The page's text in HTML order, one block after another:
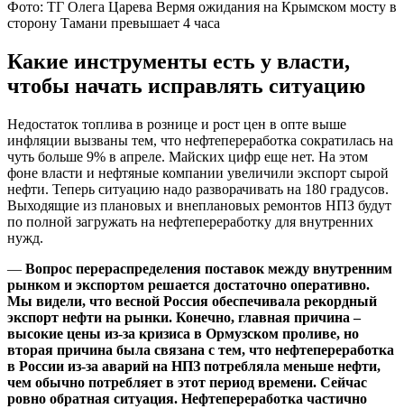
Фото: ТГ Олега Царева Вермя ожидания на Крымском мосту в
сторону Тамани превышает 4 часа
Какие инструменты есть у власти,
чтобы начать исправлять ситуацию
Недостаток топлива в рознице и рост цен в опте выше
инфляции вызваны тем, что нефтепереработка сократилась на
чуть больше 9% в апреле. Майских цифр еще нет. На этом
фоне власти и нефтяные компании увеличили экспорт сырой
нефти. Теперь ситуацию надо разворачивать на 180 градусов.
Выходящие из плановых и внеплановых ремонтов НПЗ будут
по полной загружать на нефтепереработку для внутренних
нужд.
— Вопрос перераспределения поставок между внутренним
рынком и экспортом решается достаточно оперативно.
Мы видели, что весной Россия обеспечивала рекордный
экспорт нефти на рынки. Конечно, главная причина –
высокие цены из-за кризиса в Ормузском проливе, но
вторая причина была связана с тем, что нефтепереработка
в России из-за аварий на НПЗ потребляла меньше нефти,
чем обычно потребляет в этот период времени. Сейчас
ровно обратная ситуация. Нефтепереработка частично